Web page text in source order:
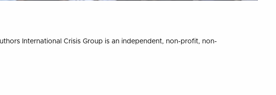
International Crisis Group is an independent, non-profit, non-